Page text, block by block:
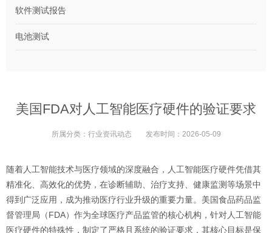
软件测试报告
电池测试
美国FDA对人工智能医疗硬件的验证要求
所属分类： 行业资讯动态 发布时间： 2026-05-09
随着人工智能技术与医疗领域的深度融合，人工智能医疗硬件凭借其
精准化、高效化的优势，在诊断辅助、治疗支持、健康监测等场景中
得到广泛应用，成为推动医疗行业升级的重要力量。美国食品药品监
督管理局（FDA）作为全球医疗产品监管的核心机构，针对人工智能
医疗硬件的特殊性，制定了严格且系统的验证要求，其核心目标是保